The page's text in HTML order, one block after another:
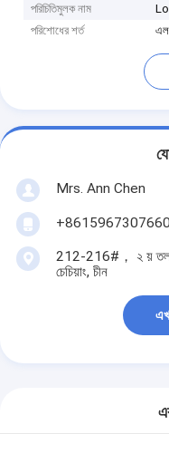
পরিচিতিমুলক নাম
পরিশোধের শর্ত
এল
Mrs. Ann Chen
+8615967307660
212-216#， ২ য় তলা
চেচিয়াং, চীন